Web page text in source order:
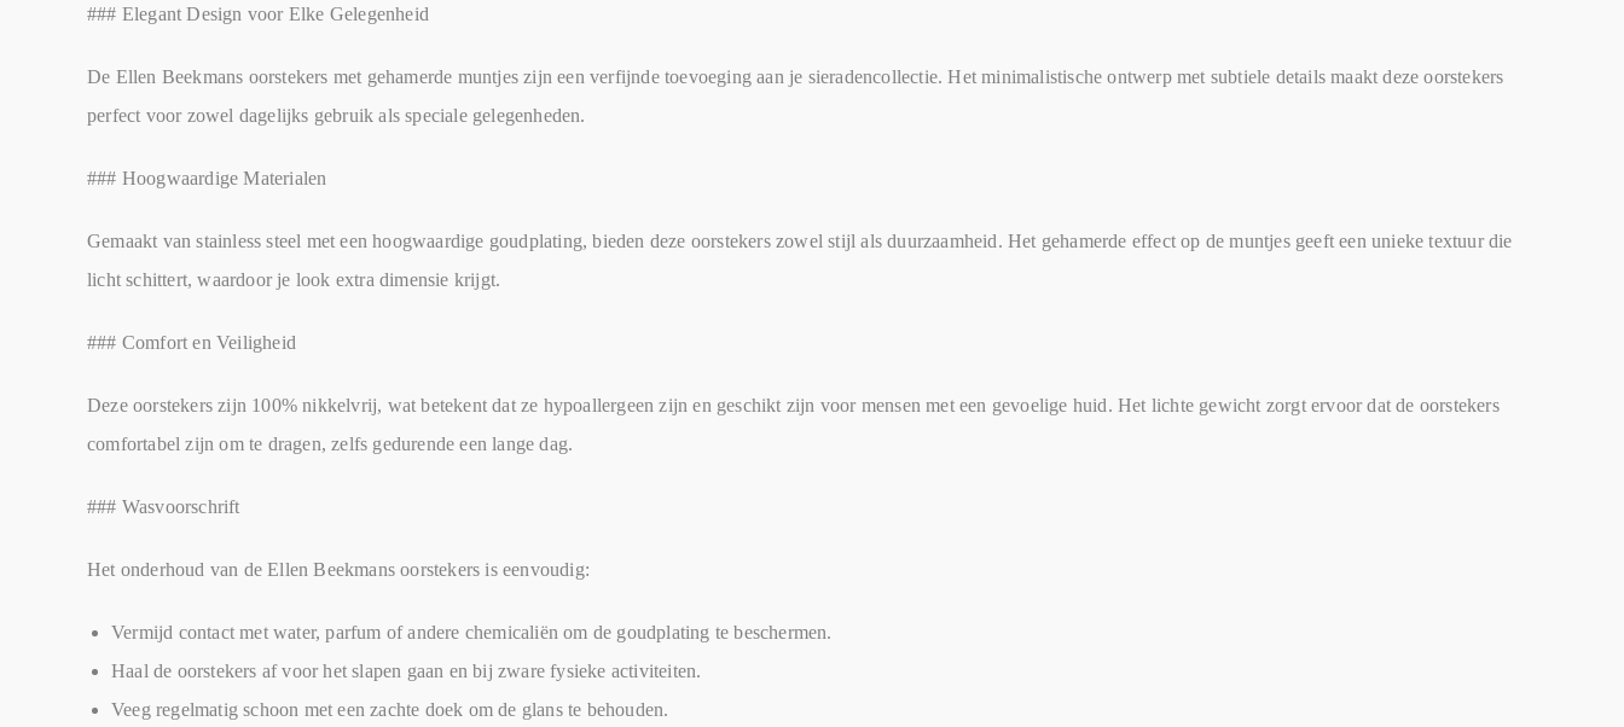
### Elegant Design voor Elke Gelegenheid
De Ellen Beekmans oorstekers met gehamerde muntjes zijn een verfijnde toevoeging aan je sieradencollectie. Het minimalistische ontwerp met subtiele details maakt deze oorstekers
perfect voor zowel dagelijks gebruik als speciale gelegenheden.
### Hoogwaardige Materialen
Gemaakt van stainless steel met een hoogwaardige goudplating, bieden deze oorstekers zowel stijl als duurzaamheid. Het gehamerde effect op de muntjes geeft een unieke textuur die
licht schittert, waardoor je look extra dimensie krijgt.
### Comfort en Veiligheid
Deze oorstekers zijn 100% nikkelvrij, wat betekent dat ze hypoallergeen zijn en geschikt zijn voor mensen met een gevoelige huid. Het lichte gewicht zorgt ervoor dat de oorstekers
comfortabel zijn om te dragen, zelfs gedurende een lange dag.
### Wasvoorschrift
Het onderhoud van de Ellen Beekmans oorstekers is eenvoudig:
Vermijd contact met water, parfum of andere chemicaliën om de goudplating te beschermen.
Haal de oorstekers af voor het slapen gaan en bij zware fysieke activiteiten.
Veeg regelmatig schoon met een zachte doek om de glans te behouden.